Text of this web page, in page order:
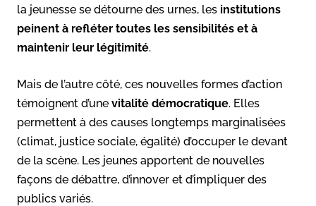
la jeunesse se détourne des urnes, les institutions
peinent à refléter toutes les sensibilités et à
maintenir leur légitimité.
Mais de l’autre côté, ces nouvelles formes d’action
témoignent d’une vitalité démocratique. Elles
permettent à des causes longtemps marginalisées
(climat, justice sociale, égalité) d’occuper le devant
de la scène. Les jeunes apportent de nouvelles
façons de débattre, d’innover et d’impliquer des
publics variés.